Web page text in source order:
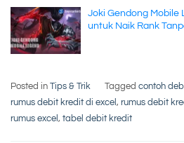
Joki Gendong Mobile
untuk Naik Rank
Posted in Tips & Trik Tagged contoh
rumus debit kredit di excel , rumus debit
rumus excel , tabel debit kredit